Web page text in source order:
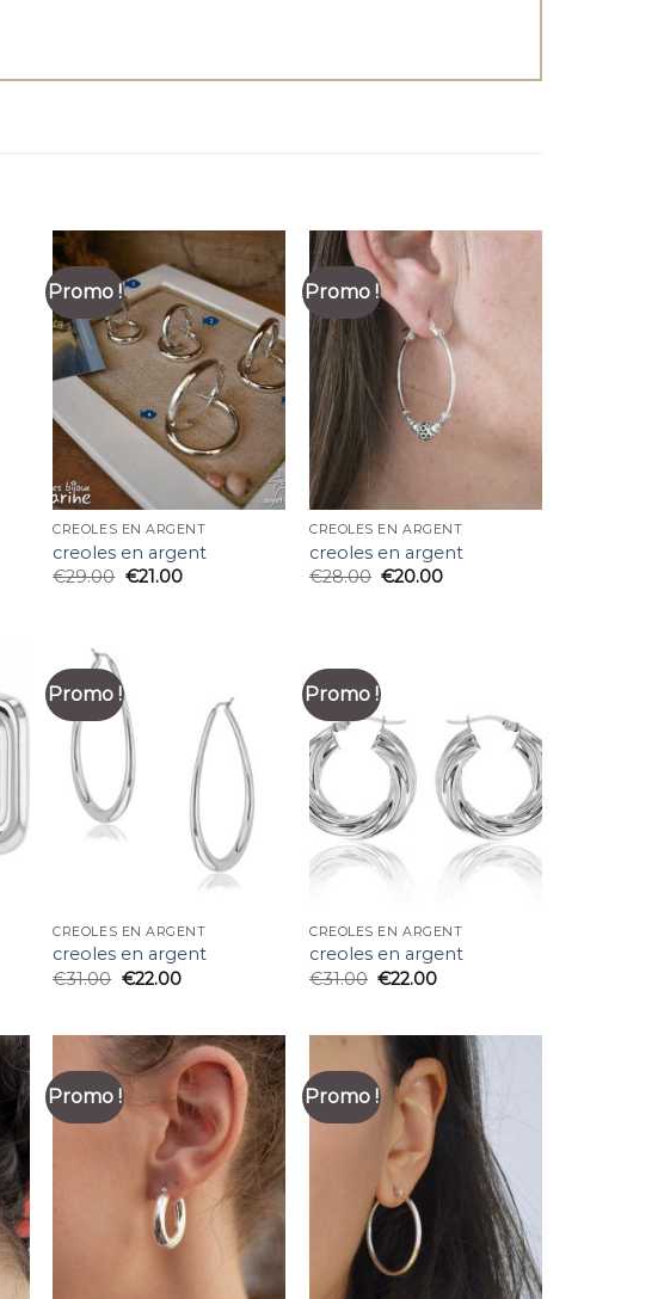
Promo !
CREOLES EN ARGENT
creoles en argent
€29.00 €21.00
Promo !
CREOLES EN ARGENT
creoles en argent
€28.00 €20.00
Promo !
CREOLES EN ARGENT
creoles en argent
€31.00 €22.00
Promo !
CREOLES EN ARGENT
creoles en argent
€31.00 €22.00
Promo ! Promo !